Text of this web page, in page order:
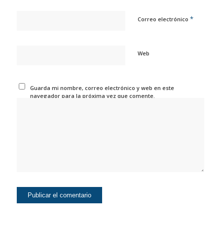
Correo electrónico *
Web
Guarda mi nombre, correo electrónico y web en este
navegador para la próxima vez que comente.